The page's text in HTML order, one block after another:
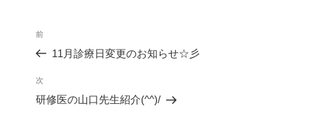
稿
ナ
ゲ
シ
過
去
の
投
稿
前
11月診療日変更のお知らせ☆彡
次
の
投
次
研修医の山口先生紹介(^^)/